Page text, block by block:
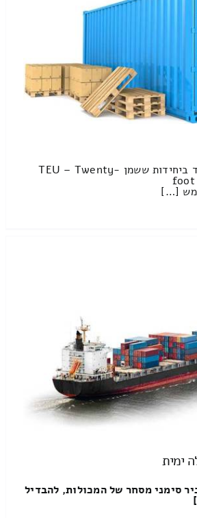
נפח של מכולה נמדד ביחידות ששמן TEU – Twenty-
foot
[…]
ימית
סימני מסחר של המכולות, להבדיל